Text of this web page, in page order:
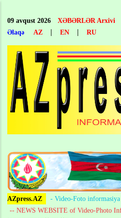
main
content
09 avqust 2026 XƏBƏRLƏR Arxivi
Əlaqə
AZ | EN | RU
AZpress.AZ
- Video-Foto
-- NEWS WEBSITE of Video-Photo